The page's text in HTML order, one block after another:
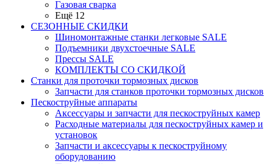
Газовая сварка
Ещё 12
СЕЗОННЫЕ СКИДКИ
Шиномонтажные станки легковые SALE
Подъемники двухстоечные SALE
Прессы SALE
КОМПЛЕКТЫ СО СКИДКОЙ
Станки для проточки тормозных дисков
Запчасти для станков проточки тормозных дисков
Пескоструйные аппараты
Аксессуары и запчасти для пескоструйных камер
Расходные материалы для пескоструйных камер и
установок
Запчасти и аксессуары к пескоструйному
оборудованию